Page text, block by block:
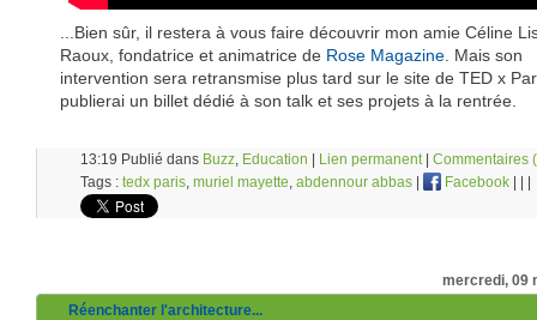
...Bien sûr, il restera à vous faire découvrir mon amie Céline
Raoux, fondatrice et animatrice de Rose Magazine. Mais son
intervention sera retransmise plus tard sur le site de TED x
publierai un billet dédié à son talk et ses projets à la rentrée.
13:19 Publié dans Buzz, Education Lien permanent| Commentaires
Tags : tedx paris, muriel mayette, abdennour abbas Facebook
mercredi, 09
Réenchanter l'architecture...